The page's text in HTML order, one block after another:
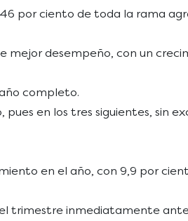
por ciento de toda la rama
mejor desempeño, con un
completo.
en los tres siguientes, sin
en el año, con 9,9 por
trimestre inmediatamente